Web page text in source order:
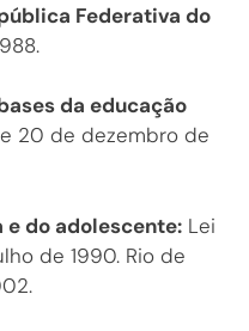
Federativa do
da educação
20 de dezembro de
do adolescente: Lei
de 1990. Rio de